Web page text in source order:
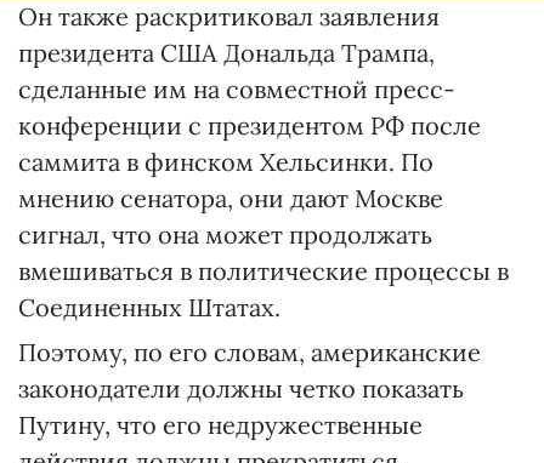
Он также раскритиковал заявления
президента США Дональда Трампа,
сделанные им на совместной пресс-
конференции с президентом РФ после
саммита в финском Хельсинки. По
мнению сенатора, они дают Москве
сигнал, что она может продолжать
вмешиваться в политические процессы в
Соединенных Штатах.
Поэтому, по его словам, американские
законодатели должны четко показать
Путину, что его недружественные